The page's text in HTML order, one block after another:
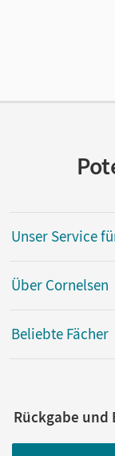
ein Jahr lang
Kaiser, Franz-
Unser Service
Über Cornelsen
Beliebte Fächer
Rückgabe